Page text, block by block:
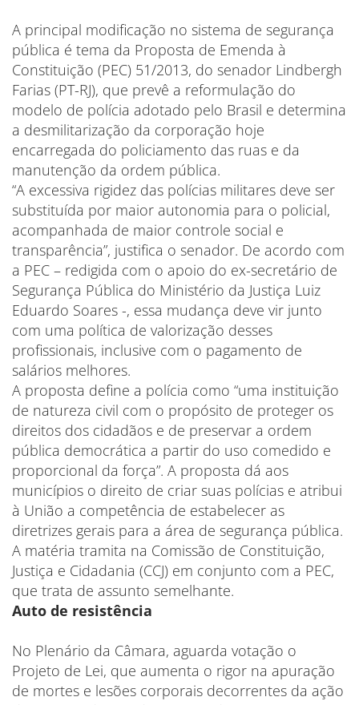
A principal modificação no sistema de segurança
pública é tema da Proposta de Emenda à
Constituição (PEC) 51/2013, do senador Lindbergh
Farias (PT-RJ), que prevê a reformulação do
modelo de polícia adotado pelo Brasil e determina
a desmilitarização da corporação hoje
encarregada do policiamento das ruas e da
manutenção da ordem pública.
“A excessiva rigidez das polícias militares deve ser
substituída por maior autonomia para o policial,
acompanhada de maior controle social e
transparência”, justifica o senador. De acordo com
a PEC – redigida com o apoio do ex-secretário de
Segurança Pública do Ministério da Justiça Luiz
Eduardo Soares -, essa mudança deve vir junto
com uma política de valorização desses
profissionais, inclusive com o pagamento de
salários melhores.
A proposta define a polícia como “uma instituição
de natureza civil com o propósito de proteger os
direitos dos cidadãos e de preservar a ordem
pública democrática a partir do uso comedido e
proporcional da força”. A proposta dá aos
municípios o direito de criar suas polícias e atribui
à União a competência de estabelecer as
diretrizes gerais para a área de segurança pública.
A matéria tramita na Comissão de Constituição,
Justiça e Cidadania (CCJ) em conjunto com a PEC,
que trata de assunto semelhante.
Auto de resistência
No Plenário da Câmara, aguarda votação o
Projeto de Lei, que aumenta o rigor na apuração
de mortes e lesões corporais decorrentes da ação